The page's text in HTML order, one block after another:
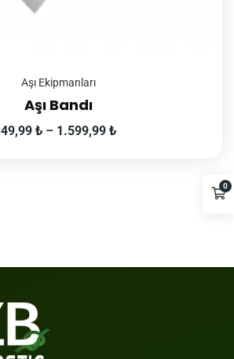
Aşı Ekipmanları
Aşı Bandı
49,99 ₺ – 1.599,99 ₺
0